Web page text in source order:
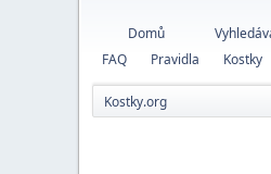
Domů
FAQ
Pravidla Kostky
Kostky.org